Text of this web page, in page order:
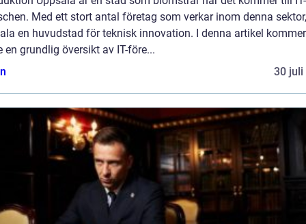
Med ett stort antal företag som verkar inom denna
en huvudstad för teknisk innovation. I denna artikel
en grundlig översikt av IT-före...
30 juli